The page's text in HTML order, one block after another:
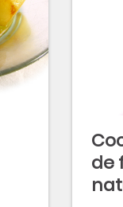
de